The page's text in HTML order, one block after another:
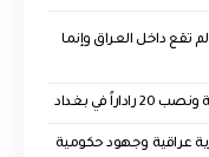
تقع داخل العراق وإنما
5 آلاف قطعة أثرية عراقية وجهود حكومية